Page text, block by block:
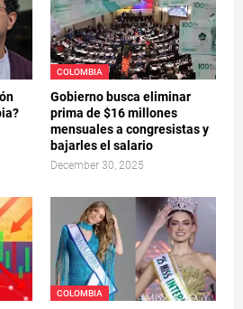
COLOMBIA
Gobierno busca eliminar
prima de $16 millones
mensuales a congresistas y
bajarles el salario
December 30, 2025
COLOMBIA